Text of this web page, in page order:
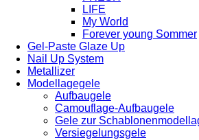
LIFE
My World
Forever young Sommer
Gel-Paste Glaze Up
Nail Up System
Metallizer
Modellagegele
Aufbaugele
Camouflage-Aufbaugele
Gele zur
Versiegelungsgele